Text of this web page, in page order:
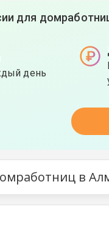
для
день
в